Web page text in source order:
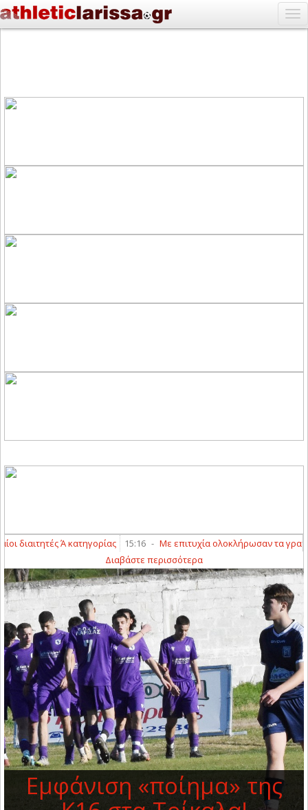
Ά κατηγορίας 15:16 - Με επιτυχία ολοκλήρωσαν τα γραπτά και
Διαβάστε περισσότερα
Εμφάνιση «ποίημα» της